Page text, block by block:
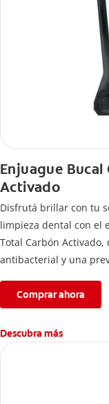
Enjuague
Activado
Disfrutá brillar con tu
limpieza dental con el
Total Carbón
antibacterial y una
Comprar ahora
Descubra más